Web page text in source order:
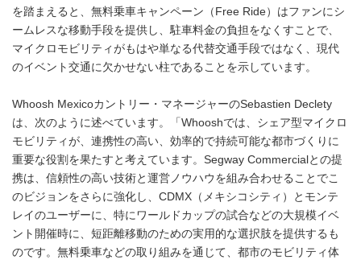
を踏まえると、無料乗車キャンペーン（Free Ride）はファンにシ
ームレスな移動手段を提供し、駐車料金の負担をなくすことで、
マイクロモビリティがもはや単なる代替交通手段ではなく、現代
のイベント交通に欠かせない柱であることを示しています。
Whoosh Mexicoカントリー・マネージャーのSebastien Declety
は、次のように述べています。「Whooshでは、シェア型マイクロ
モビリティが、連携性の高い、効率的で持続可能な都市づくりに
重要な役割を果たすと考えています。Segway Commercialとの提
携は、信頼性の高い技術と運営ノウハウを組み合わせることでこ
のビジョンをさらに強化し、CDMX（メキシコシティ）とモンテ
レイのユーザーに、特にワールドカップの試合などの大規模イベ
ント開催時に、短距離移動のための実用的な選択肢を提供するも
のです。無料乗車などの取り組みを通じて、都市のモビリティ体